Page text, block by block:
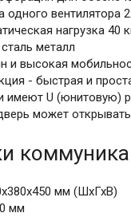
одного вентилятора
нагрузка 40
металл
и высокая
- быстрая и
U (юнитовую)
может
мм (ШхГхВ)
мм